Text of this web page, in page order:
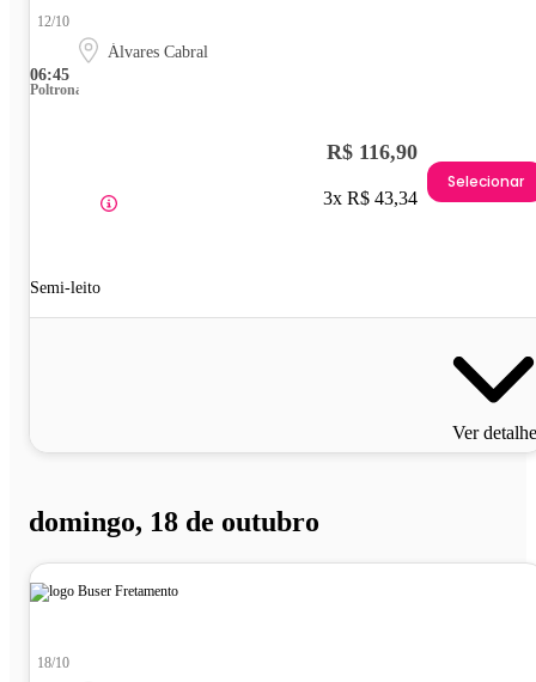
06:45
12/10
Álvares Cabral
Poltrona
Semi-leito
R$ 116,90
3x R$ 43,34
Selecionar
Ver
domingo, 18 de outubro
18/10